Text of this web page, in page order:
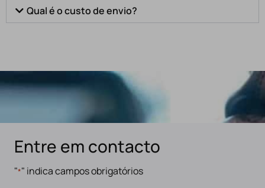
Qual é o custo de envio?
Entre em contacto
"*" indica campos obrigatórios